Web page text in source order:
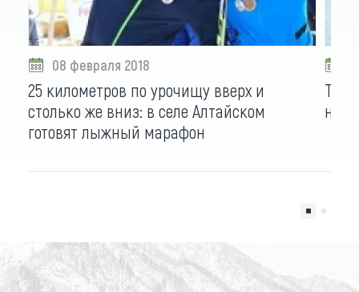
08 февраля 2018
25 километров по урочищу вверх и
столько же вниз: в селе Алтайском
готовят лыжный марафон
на